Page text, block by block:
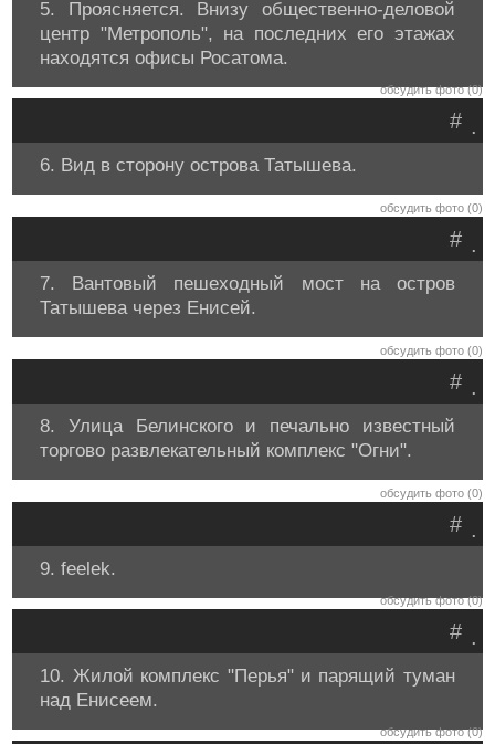
5. Проясняется. Внизу общественно-деловой
центр "Метрополь", на последних его этажах
находятся офисы Росатома.
обсудить фото (0)
.
#
6. Вид в сторону острова Татышева.
обсудить фото (0)
.
#
7. Вантовый пешеходный мост на остров
Татышева через Енисей.
обсудить фото (0)
.
#
8. Улица Белинского и печально известный
торгово развлекательный комплекс "Огни".
обсудить фото (0)
.
#
9. feelek.
обсудить фото (0)
.
#
10. Жилой комплекс "Перья" и парящий туман
над Енисеем.
обсудить фото (0)